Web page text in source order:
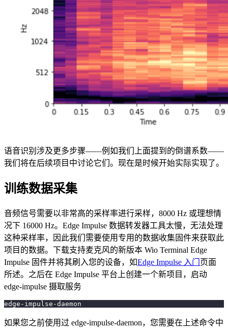
语音识别涉及更多步骤——例如我们上面提到的倒谱系数——
我们将在后续项目中讨论它们。现在是时候开始实际实现了。
训练数据采集
音频信号需要以非常高的采样率进行采样，8000 Hz 或理想情
况下 16000 Hz。Edge Impulse 数据转发器工具太慢，无法处理
这种采样率，因此我们需要使用专用的数据收集固件来获取此
项目的数据。下载支持麦克风的新版本 Wio Terminal Edge
Impulse 固件并将其刷入您的设备，如Edge Impulse 入门 页面
所述。之后在 Edge Impulse 平台上创建一个新项目，启动
edge-impulse 摄取服务
edge-impulse-daemon
如果您之前使用过 edge-impulse-daemon，您需要在上述命令中